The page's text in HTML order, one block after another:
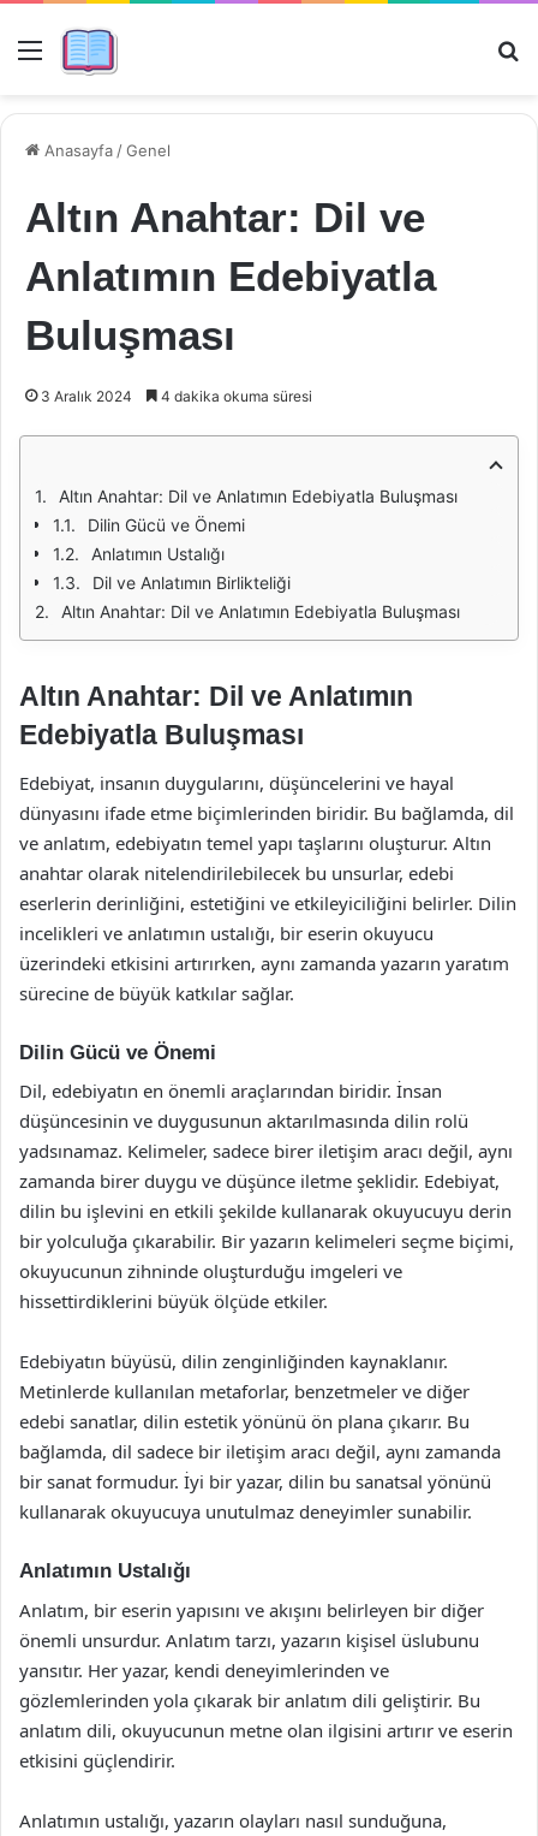
Menü
Anasayfa /Genel
Altın Anahtar: Dil ve
Anlatımın Edebiyatla
Buluşması
3 Aralık 2024 4 dakika okuma süresi
Altın Anahtar: Dil ve Anlatımın Edebiyatla Buluşması
Dilin Gücü ve Önemi
Anlatımın Ustalığı
Dil ve Anlatımın Birlikteliği
Altın Anahtar: Dil ve Anlatımın Edebiyatla Buluşması
Altın Anahtar: Dil ve Anlatımın
Edebiyatla Buluşması
Edebiyat, insanın duygularını, düşüncelerini ve hayal
dünyasını ifade etme biçimlerinden biridir. Bu bağlamda, dil
ve anlatım, edebiyatın temel yapı taşlarını oluşturur. Altın
anahtar olarak nitelendirilebilecek bu unsurlar, edebi
eserlerin derinliğini, estetiğini ve etkileyiciliğini belirler. Dilin
incelikleri ve anlatımın ustalığı, bir eserin okuyucu
üzerindeki etkisini artırırken, aynı zamanda yazarın yaratım
sürecine de büyük katkılar sağlar.
Dilin Gücü ve Önemi
Dil, edebiyatın en önemli araçlarından biridir. İnsan
düşüncesinin ve duygusunun aktarılmasında dilin rolü
yadsınamaz. Kelimeler, sadece birer iletişim aracı değil, aynı
zamanda birer duygu ve düşünce iletme şeklidir. Edebiyat,
dilin bu işlevini en etkili şekilde kullanarak okuyucuyu derin
bir yolculuğa çıkarabilir. Bir yazarın kelimeleri seçme biçimi,
okuyucunun zihninde oluşturduğu imgeleri ve
hissettirdiklerini büyük ölçüde etkiler.
Edebiyatın büyüsü, dilin zenginliğinden kaynaklanır.
Metinlerde kullanılan metaforlar, benzetmeler ve diğer
edebi sanatlar, dilin estetik yönünü ön plana çıkarır. Bu
bağlamda, dil sadece bir iletişim aracı değil, aynı zamanda
bir sanat formudur. İyi bir yazar, dilin bu sanatsal yönünü
kullanarak okuyucuya unutulmaz deneyimler sunabilir.
Anlatımın Ustalığı
Anlatım, bir eserin yapısını ve akışını belirleyen bir diğer
önemli unsurdur. Anlatım tarzı, yazarın kişisel üslubunu
yansıtır. Her yazar, kendi deneyimlerinden ve
gözlemlerinden yola çıkarak bir anlatım dili geliştirir. Bu
anlatım dili, okuyucunun metne olan ilgisini artırır ve eserin
etkisini güçlendirir.
Anlatımın ustalığı, yazarın olayları nasıl sunduğuna,